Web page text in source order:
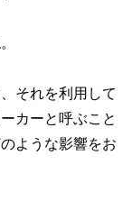
それを利用して
カーと呼ぶこと
ような影響をお